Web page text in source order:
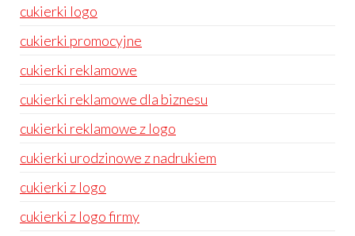
cukierki logo
cukierki promocyjne
cukierki reklamowe
cukierki reklamowe dla biznesu
cukierki reklamowe z logo
cukierki urodzinowe z nadrukiem
cukierki z logo
cukierki z logo firmy